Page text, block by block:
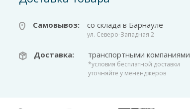
Самовывоз: со склада в Барнауле
ул. Северо-Западная 2
Доставка: транспортными компаниями
*условия бесплатной доставки
уточняйте у мененджеров